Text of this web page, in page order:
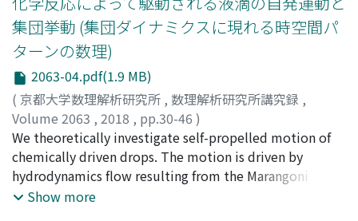
集団挙動 (集団ダイナミクスに現れる時空間パ
ターンの数理)
2063-04.pdf(1.9 MB)
( 京都大学数理解析研究所 , 数理解析研究所講究録 ,
Volume 2063 , 2018 , pp.30-46 )
義永, 那津人;藪中, 俊介;Yoshinaga, Natsuhiko;
Yabunaka, Shunsuke;ヨシナガ, ナツヒコ;ヤブナカ, シュ
ンスケ
We theoretically investigate self-propelled motion of
chemically driven drops. The motion is driven by
hydrodynamics flow resulting from the Marangoni
effect. This occurs for drops under an isotropic
Show more